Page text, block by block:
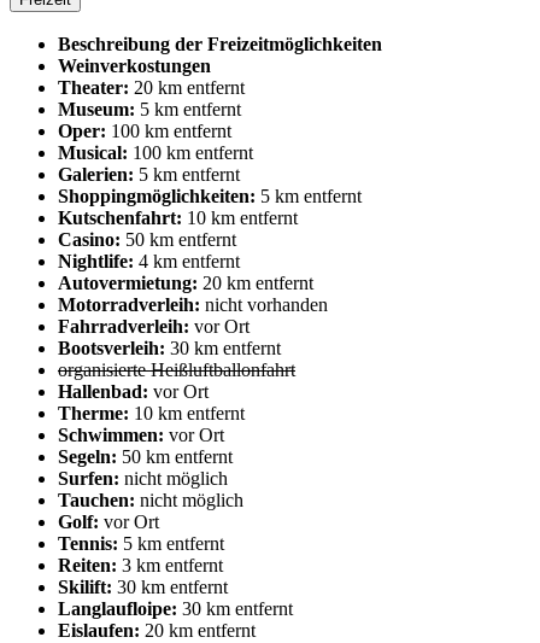
Beschreibung der Freizeitmöglichkeiten
Weinverkostungen
Theater: 20 km entfernt
Museum: 5 km entfernt
Oper: 100 km entfernt
Musical: 100 km entfernt
Galerien: 5 km entfernt
Shoppingmöglichkeiten: 5 km entfernt
Kutschenfahrt: 10 km entfernt
Casino: 50 km entfernt
Nightlife: 4 km entfernt
Autovermietung: 20 km entfernt
Motorradverleih: nicht vorhanden
Fahrradverleih: vor Ort
Bootsverleih: 30 km entfernt
organisierte Heißluftballonfahrt
Hallenbad: vor Ort
Therme: 10 km entfernt
Schwimmen: vor Ort
Segeln: 50 km entfernt
Surfen: nicht möglich
Tauchen: nicht möglich
Golf: vor Ort
Tennis: 5 km entfernt
Reiten: 3 km entfernt
Skilift: 30 km entfernt
Langlaufloipe: 30 km entfernt
Eislaufen: 20 km entfernt